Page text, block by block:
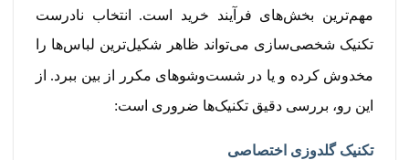
مهم‌ترین بخش‌های فرآیند خرید است. انتخاب نادرست
تکنیک شخصی‌سازی می‌تواند ظاهر شکیل‌ترین لباس‌ها را
مخدوش کرده و یا در شست‌وشوهای مکرر از بین ببرد. از
این رو، بررسی دقیق تکنیک‌ها ضروری است:
تکنیک گلدوزی اختصاصی